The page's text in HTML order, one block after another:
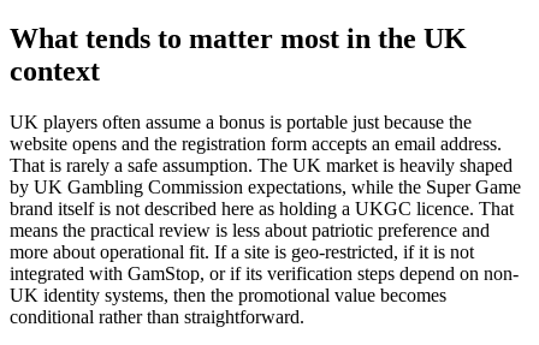
What tends to matter most in the UK
context
UK players often assume a bonus is portable just because the
website opens and the registration form accepts an email address.
That is rarely a safe assumption. The UK market is heavily shaped
by UK Gambling Commission expectations, while the Super Game
brand itself is not described here as holding a UKGC licence. That
means the practical review is less about patriotic preference and
more about operational fit. If a site is geo-restricted, if it is not
integrated with GamStop, or if its verification steps depend on non-
UK identity systems, then the promotional value becomes
conditional rather than straightforward.